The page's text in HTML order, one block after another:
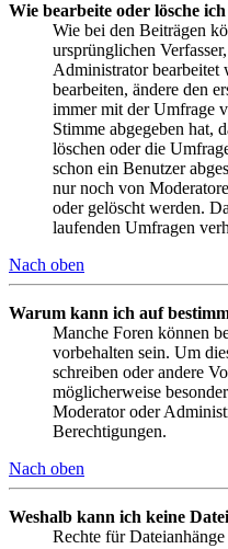
Wie bearbeite oder lösche
Wie bei den Beiträgen
ursprünglichen
Administrator bearbeitet
bearbeiten, ändere den
immer mit der Umfrage
Stimme abgegeben hat,
löschen oder die
schon ein Benutzer
nur noch von
oder gelöscht werden.
laufenden Umfragen
Nach oben
Warum kann ich auf
Manche Foren können
vorbehalten sein. Um
schreiben oder andere
möglicherweise
Moderator oder
Berechtigungen.
Nach oben
Weshalb kann ich keine
Rechte für